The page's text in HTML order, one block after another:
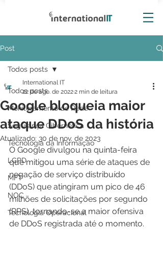
Post
Todos posts
Monitoramento de Rede
Segurança Cibernética
Tecnologia da Informação
LGPD
MFT
NOC
Tecnologia Operacional
Todos posts
Google bloqueia maior
ataque DDoS da história
International IT
22 de ago. de 20222 min de leitura
Atualizado: 30 de nov. de 2023
O Google divulgou na quinta-feira
que mitigou uma série de ataques de
negação de serviço distribuído
(DDoS) que atingiram um pico de 46
milhões de solicitações por segundo
(RPS), tornando-se a maior ofensiva
de DDoS registrada até o momento.